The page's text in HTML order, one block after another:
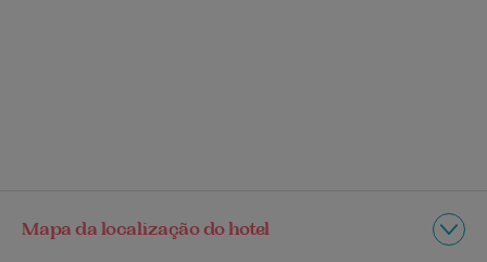
Mapa da localização do hotel